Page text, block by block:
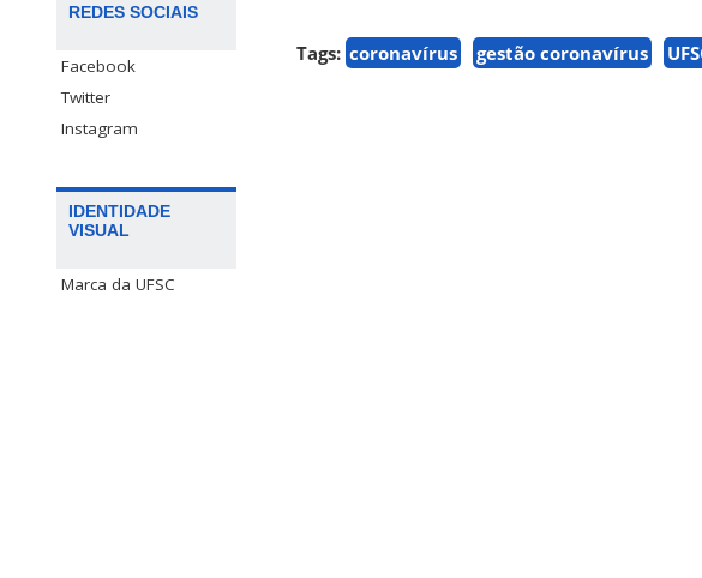
REDES SOCIAIS
Facebook
Twitter
Instagram
IDENTIDADE
VISUAL
Marca da UFSC
Tags: coronavírus gestão coronavírus